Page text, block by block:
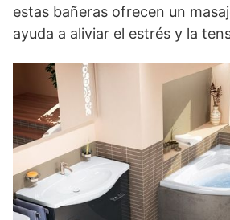
estas bañeras ofrecen un
ayuda a aliviar el estrés y la